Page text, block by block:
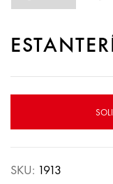
SKU: 1913